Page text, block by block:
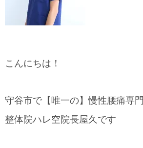
こんにちは！
守谷市で【唯一の】慢性腰痛専門
整体院ハレ空院長屋久です